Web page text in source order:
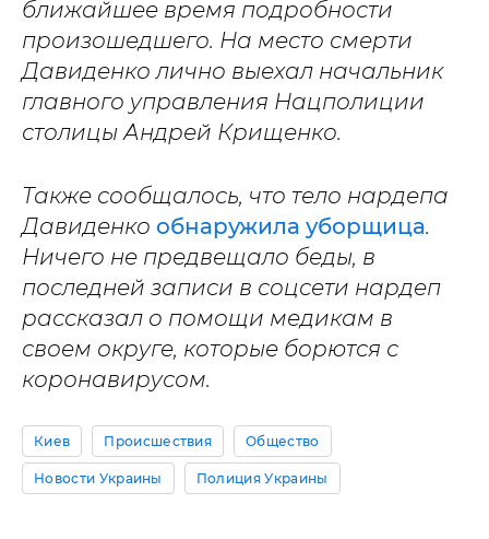
ближайшее время подробности
произошедшего. На место смерти
Давиденко лично выехал начальник
главного управления Нацполиции
столицы Андрей Крищенко.
Также сообщалось, что тело нардепа
Давиденко обнаружила уборщица.
Ничего не предвещало беды, в
последней записи в соцсети нардеп
рассказал о помощи медикам в
своем округе, которые борются с
коронавирусом.
Киев Происшествия Общество
Новости Украины Полиция Украины